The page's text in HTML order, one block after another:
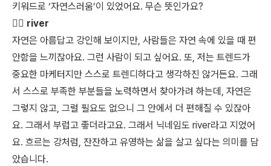
키워드로 ‘자연스러움’이 있었어요. 무슨 뜻인가요?
🏃‍♀️ river
자연은 아름답고 강인해 보이지만, 사람들은 자연 속에 있을 때 편
안함을 느끼잖아요. 그런 사람이 되고 싶어요. 또, 저는 트렌드가
중요한 마케터지만 스스로 트렌디하다고 생각하진 않거든요. 그래
서 스스로 부족한 부분들을 노력하면서 찾아가려 하는데, 자연은
그렇지 않고, 그럴 필요도 없으니 그 안에서 더 편해질 수 있잖아
요. 그래서 부럽고 좋더라고요. 그래서 닉네임도 river라고 지었어
요. 흐르는 강처럼, 잔잔하고 유영하는 삶을 살고 싶다는 의미를 담
았습니다.